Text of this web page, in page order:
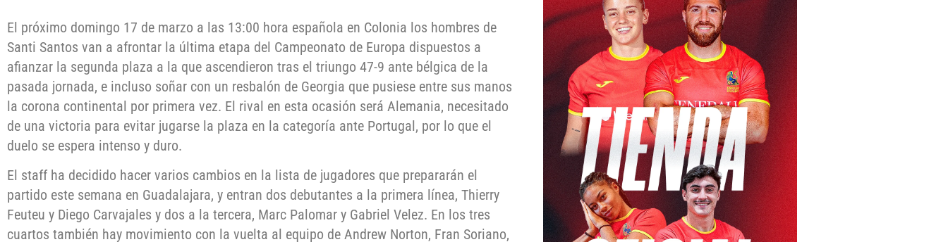
El próximo domingo 17 de marzo a las 13:00 hora española en Colonia los hombres de
Santi Santos van a afrontar la última etapa del Campeonato de Europa dispuestos a
afianzar la segunda plaza a la que ascendieron tras el triungo 47-9 ante bélgica de la
pasada jornada, e incluso soñar con un resbalón de Georgia que pusiese entre sus manos
la corona continental por primera vez. El rival en esta ocasión será Alemania, necesitado
de una victoria para evitar jugarse la plaza en la categoría ante Portugal, por lo que el
duelo se espera intenso y duro.
El staff ha decidido hacer varios cambios en la lista de jugadores que prepararán el
partido este semana en Guadalajara, y entran dos debutantes a la primera línea, Thierry
Feuteu y Diego Carvajales y dos a la tercera, Marc Palomar y Gabriel Velez. En los tres
cuartos también hay movimiento con la vuelta al equipo de Andrew Norton, Fran Soriano,